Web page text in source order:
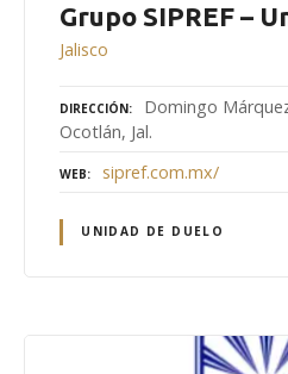
Grupo SIPREF –
Jalisco
DIRECCIÓN
Domingo
Ocotlán, Jal.
WEB sipref.com.mx/
UNIDAD DE DUELO